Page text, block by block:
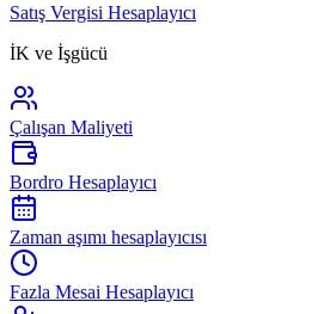
Satış Vergisi Hesaplayıcı
İK ve İşgücü
Çalışan Maliyeti
Bordro Hesaplayıcı
Zaman aşımı hesaplayıcısı
Fazla Mesai Hesaplayıcı